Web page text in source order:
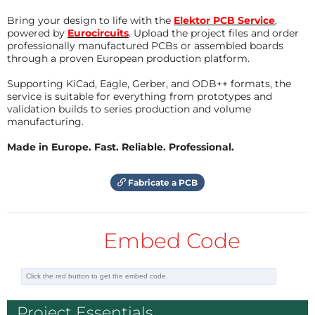
Vorsicht, wenn der Empfänger an Netzspannung ist!
Auch an den 5V kann man hier einen tödlichen
Stromschlag bekommen. Der Empfänger ist ein
Schön wäre ein 3D-Druck, dieser wäre aber dann
teurer als das Gerät selbst. So bleibt nur der
Selbstbau aus PVC-Platten. Die Gehäuseabmaße
betragen dann 70 x 63 x 17mm. Das Protokoll für die
und auf maximale Sicherheit ausgelegt. Damit ist es
damit zu übertragen. Alle Dokus zum Protokoll sind
Empfängerplatine sind 100% in SMD ausgeführt.
umfunktioniert und entsprechend gebogen. Die
Bring your design to life with the Elektor PCB Service,
powered by Eurocircuits. Upload the project files and order
professionally manufactured PCBs or assembled boards
through a proven European production platform.
Supporting KiCad, Eagle, Gerber, and ODB++ formats, the
service is suitable for everything from prototypes and
validation builds to series production and volume
manufacturing.
Made in Europe. Fast. Reliable. Professional.
Fabricate a PCB
Embed Code